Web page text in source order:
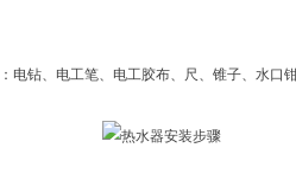
钻、电工笔、电工胶布、尺、锥子、水口钳